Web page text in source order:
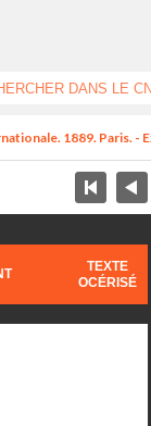
1889. Paris. -
TEXTE
OCÉRISÉ